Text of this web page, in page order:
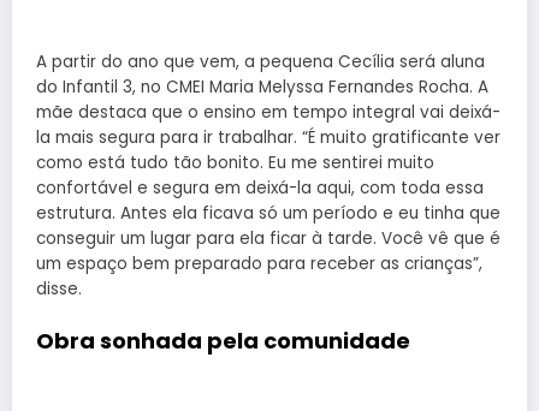
A partir do ano que vem, a pequena Cecília será aluna
do Infantil 3, no CMEI Maria Melyssa Fernandes Rocha. A
mãe destaca que o ensino em tempo integral vai deixá-
la mais segura para ir trabalhar. “É muito gratificante ver
como está tudo tão bonito. Eu me sentirei muito
confortável e segura em deixá-la aqui, com toda essa
estrutura. Antes ela ficava só um período e eu tinha que
conseguir um lugar para ela ficar à tarde. Você vê que é
um espaço bem preparado para receber as crianças”,
disse.
Obra sonhada pela comunidade